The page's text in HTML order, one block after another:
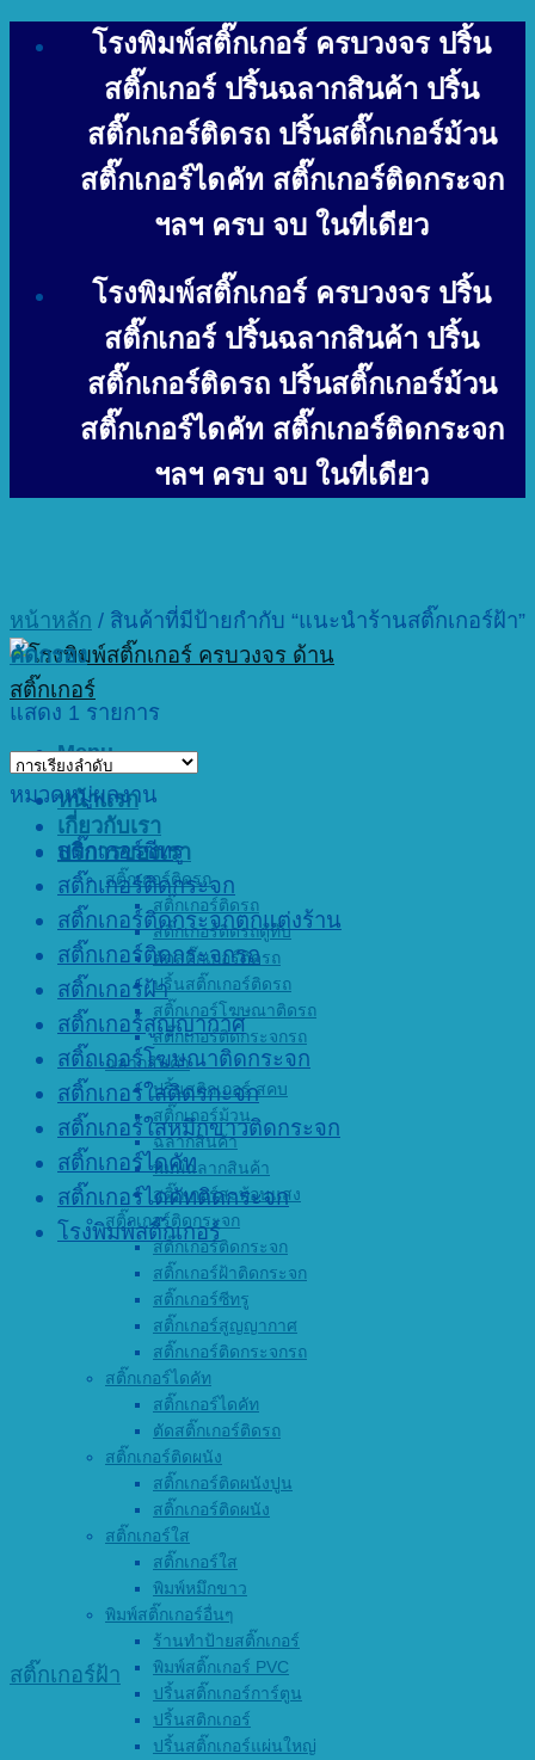
โรงพิมพ์สติ๊กเกอร์ ครบวงจร ปริ้น
สติ๊กเกอร์ ปริ้นฉลากสินค้า ปริ้น
สติ๊กเกอร์ติดรถ ปริ้นสติ๊กเกอร์ม้วน
สติ๊กเกอร์ไดคัท สติ๊กเกอร์ติดกระจก
ฯลฯ ครบ จบ ในที่เดียว
โรงพิมพ์สติ๊กเกอร์ ครบวงจร ปริ้น
สติ๊กเกอร์ ปริ้นฉลากสินค้า ปริ้น
สติ๊กเกอร์ติดรถ ปริ้นสติ๊กเกอร์ม้วน
สติ๊กเกอร์ไดคัท สติ๊กเกอร์ติดกระจก
ฯลฯ ครบ จบ ในที่เดียว
Menu
หน้าแรก
เกี่ยวกับเรา
บริการของเรา
สติ๊กเกอร์ติดรถ
สติ๊กเกอร์ติดรถ
สติ๊กเกอร์ติดรถตู้ทึบ
ตัดสติ๊กเกอร์ติดรถ
ปริ้นสติ๊กเกอร์ติดรถ
สติ๊กเกอร์โฆษณาติดรถ
สติ๊กเกอร์ติดกระจกรถ
ฉลากสินค้า
ปริ้นสติกเกอร์ สคบ
สติ๊กเกอร์ม้วน
ฉลากสินค้า
พิมพ์ฉลากสินค้า
สติ๊กเกอร์สะท้อนแสง
สติ๊กเกอร์ติดกระจก
สติ๊กเกอร์ติดกระจก
สติ๊กเกอร์ฝ้าติดกระจก
สติ๊กเกอร์ซีทรู
สติ๊กเกอร์สูญญากาศ
สติ๊กเกอร์ติดกระจกรถ
สติ๊กเกอร์ไดคัท
สติ๊กเกอร์ไดคัท
ตัดสติ๊กเกอร์ติดรถ
สติ๊กเกอร์ติดผนัง
สติ๊กเกอร์ติดผนังปูน
สติ๊กเกอร์ติดผนัง
สติ๊กเกอร์ใส
สติ๊กเกอร์ใส
พิมพ์หมึกขาว
พิมพ์สติ๊กเกอร์อื่นๆ
ร้านทำป้ายสติ๊กเกอร์
พิมพ์สติ๊กเกอร์ PVC
ปริ้นสติ๊กเกอร์การ์ตูน
ปริ้นสติกเกอร์
ปริ้นสติ๊กเกอร์แผ่นใหญ่
หน้าหลัก / สินค้าที่มีป้ายกำกับ “แนะนำร้านสติ๊กเกอร์ฝ้า”
คัดกรอง
แสดง 1 รายการ
หมวดหมู่ผลงาน
สติ๊กเกอร์ซีทรู
สติ๊กเกอร์ติดกระจก
สติ๊กเกอร์ติดกระจกตกแต่งร้าน
สติ๊กเกอร์ติดกระจกรถ
สติ๊กเกอร์ฝ้า
สติ๊กเกอร์สูญญากาศ
สติ๊กเกอร์โฆษณาติดกระจก
สติ๊กเกอร์ใสติดรกะจก
สติ๊กเกอร์ใสหมึกขาวติดกระจก
สติ๊กเกอร์ไดคัท
สติ๊กเกอร์ไดคัทติดกระจก
โรงพิมพ์สติ๊กเกอร์
สติ๊กเกอร์ฝ้า